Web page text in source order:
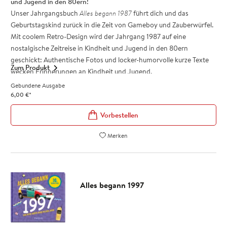
Unser JahrgangsbuchAlles begann 1987führt dich und das
Geburtstagskind zurück in die Zeit von Gameboy und Zauberwürfel.
Mit coolem Retro-Design wird der Jahrgang 1987 auf eine
nostalgische Zeitreise in Kindheit und Jugend in den 80ern
geschickt: Authentische Fotos und locker-humorvolle kurze Texte
wecken Erinnerungen an Kindheit und Jugend.
Die Ära-Highlights der 80er-Jahre aus Lifestyle, Kultur, Medien und
Gesellschaft unterstützen den »Weißt du noch«-Effekt und wecken
garantiert jede Menge fröhliche Erinnerungen. Das
Alles begann 1987ist ein tolles Geschenk zum 40.
Geburtstag, das auf jeder Party für reichlich Gesprächsstoff mit
Freund*innen und Familie sorgt.
Charmante Geschenkidee und beliebt als kleines Zusatz-
in die 80er-Jahre
Cooles Retro-Design - Authentische Fotos und lockere
Kurztexte wecken Erinnerungen!
Für Frauen und Männer Jahrgang 1987: Ein besonderes
Geschenk zum runden Geburtstag
Zum Produkt
Gebundene Ausgabe
6,00 €*
Merken
Alles begann 1997